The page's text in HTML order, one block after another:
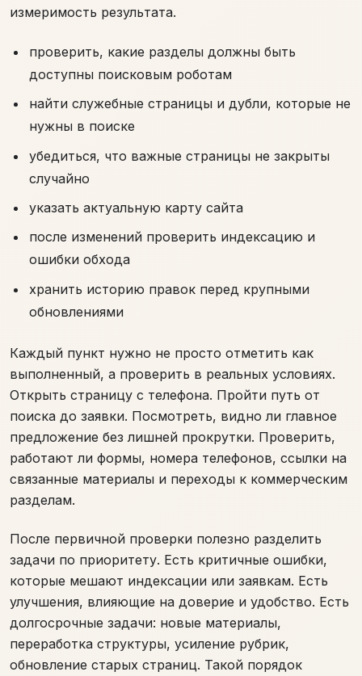
измеримость результата.
проверить, какие разделы должны быть
доступны поисковым роботам
найти служебные страницы и дубли, которые не
нужны в поиске
убедиться, что важные страницы не закрыты
случайно
указать актуальную карту сайта
после изменений проверить индексацию и
ошибки обхода
хранить историю правок перед крупными
обновлениями
Каждый пункт нужно не просто отметить как
выполненный, а проверить в реальных условиях.
Открыть страницу с телефона. Пройти путь от
поиска до заявки. Посмотреть, видно ли главное
предложение без лишней прокрутки. Проверить,
работают ли формы, номера телефонов, ссылки на
связанные материалы и переходы к коммерческим
разделам.
После первичной проверки полезно разделить
задачи по приоритету. Есть критичные ошибки,
которые мешают индексации или заявкам. Есть
улучшения, влияющие на доверие и удобство. Есть
долгосрочные задачи: новые материалы,
переработка структуры, усиление рубрик,
обновление старых страниц. Такой порядок